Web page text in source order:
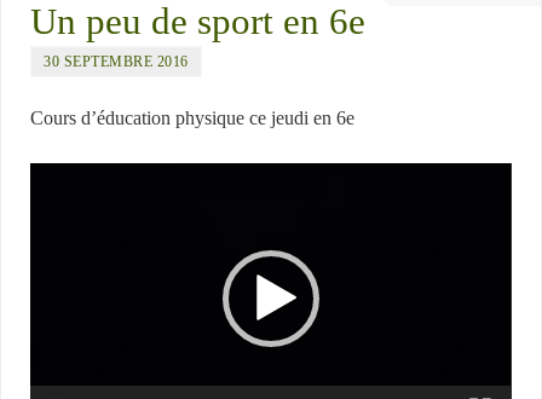
Un peu de sport en 6e
30 SEPTEMBRE 2016
Cours d’éducation physique ce jeudi en 6e